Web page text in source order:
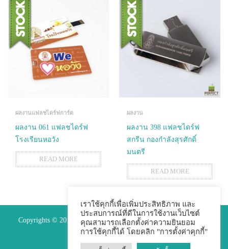
ผลงานแฟลชไดร์ฟการ์ด
ผลงาน 061 แฟลชไดร์ฟ
โรงเรียนหอวัง
READ MORE
ผลงาน
ผลงาน 398 แฟลชไดร์ฟ
สกรีน กองกำลังสุรศักดิ์
มนตรี
READ MORE
Copyrights © 2015 Premium Perfect Co.,ltd. All Rights Reserved.
เราใช้คุกกี้เพื่อเพิ่มประสิทธิภาพ และ
ประสบการณ์ที่ดีในการใช้งานเว็บไซต์
คุณสามารถเลือกตั้งค่าความยินยอม
การใช้คุกกี้ได้ โดยคลิก "การตั้งค่าคุกกี้"